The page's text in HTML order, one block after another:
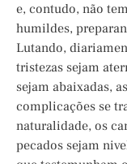
e, contudo, não
humildes,
Lutando,
tristezas sejam
sejam abaixadas,
complicações se
naturalidade, os
pecados sejam